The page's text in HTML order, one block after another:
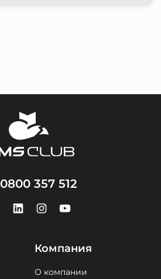
0800 357 512
Компания
О компании